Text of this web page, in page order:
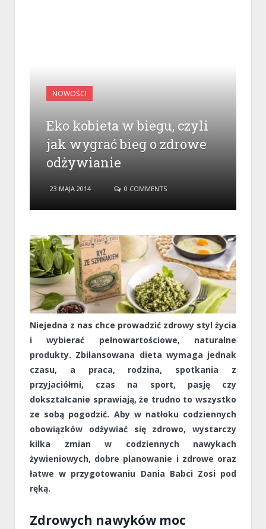
NOWOŚCI
Eko kobieta w biegu, czyli
jak wygrać bieg o zdrowe
odżywianie
23 MAJA 2014 0 COMMENTS
Niejedna z nas chce prowadzić zdrowy styl życia
i wybierać pełnowartościowe, naturalne
produkty. Zbilansowana dieta wymaga jednak
czasu, a praca, rodzina, spotkania z
przyjaciółmi, czas na sport, pasję czy
dokształcanie sprawiają, że trudno to wszystko
ze sobą pogodzić. Aby w natłoku codziennych
obowiązków odżywiać się zdrowo, wystarczy
kilka zmian w codziennych nawykach
żywieniowych, dobre planowanie i zdrowe oraz
łatwe w przygotowaniu Dania Babci Zosi pod
ręką.
Zdrowych nawyków moc